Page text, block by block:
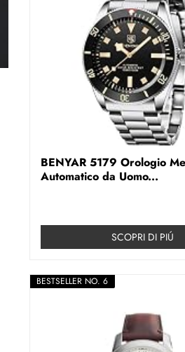
BENYAR 5179 Orologio
Automatico da Uomo...
SCOPRI DI PIÚ
BESTSELLER NO. 6